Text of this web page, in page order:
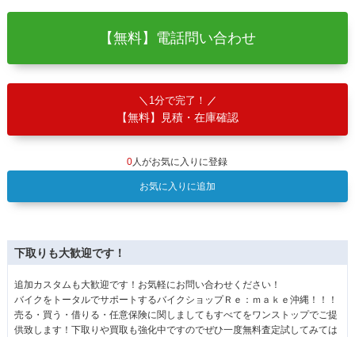
【無料】電話問い合わせ
1分で完了！
【無料】見積・在庫確認
0人がお気に入りに登録
お気に入りに追加
下取りも大歓迎です！
追加カスタムも大歓迎です！お気軽にお問い合わせください！
バイクをトータルでサポートするバイクショップＲｅ：ｍａｋｅ沖縄！！！
売る・買う・借りる・任意保険に関しましてもすべてをワンストップでご提
供致します！下取りや買取も強化中ですのでぜひ一度無料査定試してみては